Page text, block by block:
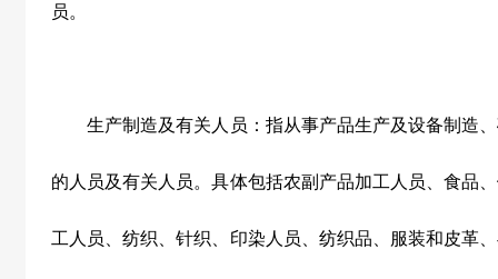
员。
生产制造及有关人员：指从事产品生产及设备制造、
的人员及有关人员。具体包括农副产品加工人员、食品
工人员、纺织、针织、印染人员、纺织品、服装和皮革